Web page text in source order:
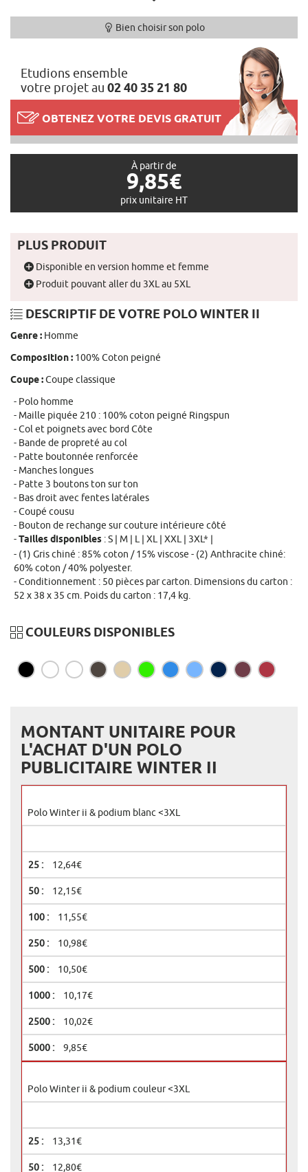
Bien choisir son polo
Etudions ensemble
votre projet au 02 40 35 21 80
OBTENEZ VOTRE DEVIS GRATUIT
À partir de
9,85€
prix unitaire HT
PLUS PRODUIT
Disponible en version homme et femme
Produit pouvant aller du 3XL au 5XL
DESCRIPTIF DE VOTRE POLO WINTER II
Genre : Homme
Composition : 100% Coton peigné
Coupe :Coupe classique
Polo homme
Maille piquée 210 : 100% coton peigné Ringspun
Col et poignets avec bord Côte
Bande de propreté au col
Patte boutonnée renforcée
Manches longues
Patte 3 boutons ton sur ton
Bas droit avec fentes latérales
Coupé cousu
Bouton de rechange sur couture intérieure côté
Tailles disponibles : S | M | L | XL | XXL | 3XL* |
(1) Gris chiné : 85% coton / 15% viscose - (2) Anthracite chiné:
60% coton / 40% polyester.
Conditionnement : 50 pièces par carton. Dimensions du carton :
52 x 38 x 35 cm. Poids du carton : 17,4 kg.
COULEURS DISPONIBLES
MONTANT UNITAIRE POUR
L'ACHAT D'UN POLO
PUBLICITAIRE WINTER II
Polo Winter ii & podium blanc <3XL
12,64€
12,15€
11,55€
10,98€
10,50€
10,17€
10,02€
9,85€
Polo Winter ii & podium couleur <3XL
13,31€
12,80€